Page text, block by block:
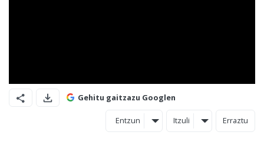
Gehitu gaitzazu Googlen
Entzun Itzuli Erraztu